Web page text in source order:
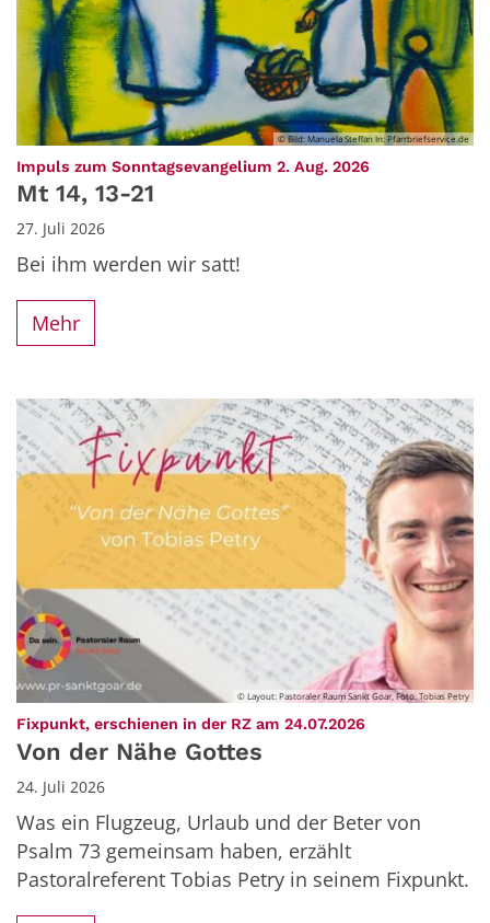
© Bild: Manuela Steffan In: Pfarrbriefservice.de
Impuls zum Sonntagsevangelium 2. Aug. 2026
Mt 14, 13-21
27. Juli 2026
Bei ihm werden wir satt!
Mehr
© Layout: Pastoraler Raum Sankt Goar, Foto: Tobias Petry
Fixpunkt, erschienen in der RZ am 24.07.2026
Von der Nähe Gottes
24. Juli 2026
Was ein Flugzeug, Urlaub und der Beter von
Psalm 73 gemeinsam haben, erzählt
Pastoralreferent Tobias Petry in seinem Fixpunkt.